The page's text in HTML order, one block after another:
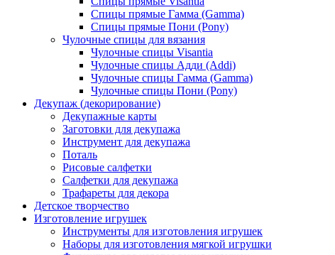
Спицы прямые Гамма (Gamma)
Спицы прямые Пони (Pony)
Чулочные спицы для вязания
Чулочные спицы Visantia
Чулочные спицы Адди (Addi)
Чулочные спицы Гамма (Gamma)
Чулочные спицы Пони (Pony)
Декупаж (декорирование)
Декупажные карты
Заготовки для декупажа
Инструмент для декупажа
Поталь
Рисовые салфетки
Салфетки для декупажа
Трафареты для декора
Детское творчество
Изготовление игрушек
Инструменты для изготовления игрушек
Наборы для изготовления мягкой игрушки